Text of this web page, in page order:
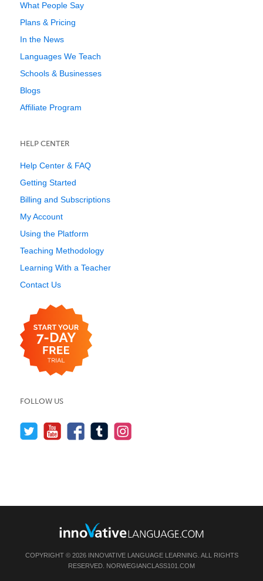
What People Say
Plans & Pricing
In the News
Languages We Teach
Schools & Businesses
Blogs
Affiliate Program
HELP CENTER
Help Center & FAQ
Getting Started
Billing and Subscriptions
My Account
Using the Platform
Teaching Methodology
Learning With a Teacher
Contact Us
FOLLOW US
COPYRIGHT © 2026 INNOVATIVE LANGUAGE LEARNING. ALL RIGHTS
RESERVED. NORWEGIANCLASS101.COM